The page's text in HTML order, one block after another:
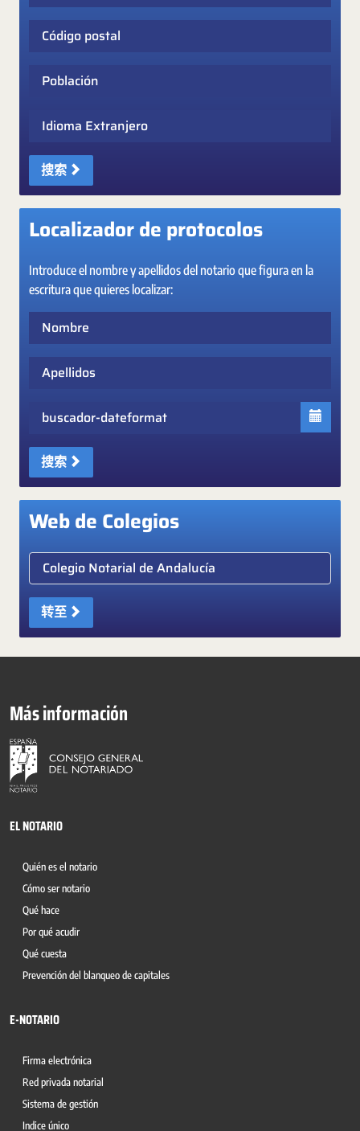
Código postal
Población
Idioma Extranjero
搜索
Localizador de protocolos
Introduce el nombre y apellidos del notario que figura en la
escritura que quieres localizar:
Apellidos
Fecha
搜索
Web de Colegios
Elige colegio notarial
转至
Más información
EL NOTARIO
Quién es el notario
Cómo ser notario
Qué hace
Por qué acudir
Qué cuesta
Prevención del blanqueo de capitales
E-NOTARIO
Firma electrónica
Red privada notarial
Sistema de gestión
Indice único